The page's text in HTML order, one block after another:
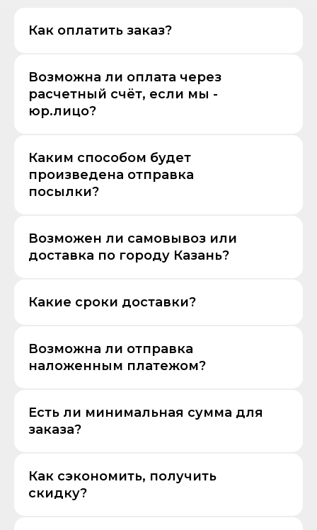
Как оплатить заказ?
Возможна ли оплата через
расчетный счёт, если мы -
юр.лицо?
Каким способом будет
произведена отправка
посылки?
Возможен ли самовывоз или
доставка по городу Казань?
Какие сроки доставки?
Возможна ли отправка
наложенным платежом?
Есть ли минимальная сумма для
заказа?
Как сэкономить, получить
скидку?